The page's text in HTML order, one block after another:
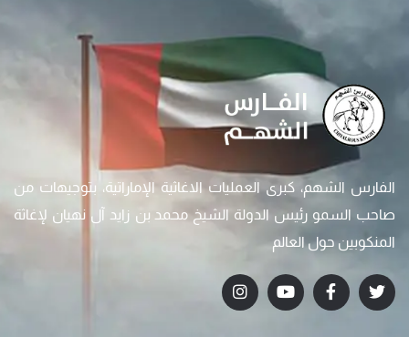
الفارس الشهم، كبرى العمليات الاغاثية الإماراتية، بتوجيهات من
صاحب السمو رئيس الدولة الشيخ محمد بن زايد آل نهيان لإغاثة
المنكوبين حول العالم